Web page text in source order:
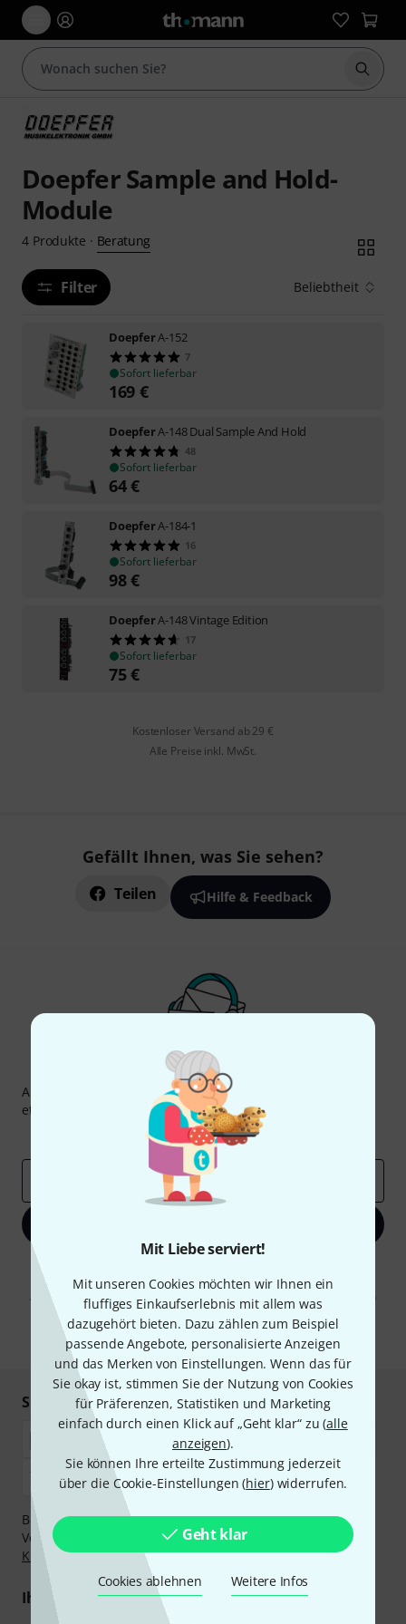
Mit Liebe serviert!
Mit unseren Cookies möchten wir Ihnen ein
fluffiges Einkaufserlebnis mit allem was
dazugehört bieten. Dazu zählen zum Beispiel
passende Angebote, personalisierte Anzeigen
und das Merken von Einstellungen. Wenn das für
Sie okay ist, stimmen Sie der Nutzung von Cookies
für Präferenzen, Statistiken und Marketing
einfach durch einen Klick auf „Geht klar“ zu (alle
anzeigen).
Sie können Ihre erteilte Zustimmung jederzeit
über die Cookie-Einstellungen (hier) widerrufen.
Geht klar
Cookies ablehnen Weitere Infos
Suche
Doepfer Sample and Hold-
Module
4 Produkte · Beratung
Filter Beliebtheit
DoepferA-152
7
Sofort lieferbar
169 €
DoepferA-148 Dual Sample And Hold
48
Sofort lieferbar
64€
DoepferA-184-1
16
Sofort lieferbar
98€
DoepferA-148 Vintage Edition
17
Sofort lieferbar
75€
Kostenloser Versand ab 29 €
Alle Preise inkl. MwSt.
Gefällt Ihnen, was Sie sehen?
Teilen Hilfe & Feedback
Thomann Newsletter
Abonniere den Thomann Newsletter und gewinne mit
etwas Glück einen von 50 Gutscheinenüber jeweils
Inspirierende Beiträge
Deals
Mit Klick auf „Jetzt anmelden“ stimmen Sie dem Erhalt von E-Mail-
Werbung und einer Messung des E-Mail-Nutzungsverhaltens zu. Die
Abmeldung ist jederzeit möglich. Weitere Informationen finden Sie in
unserenDatenschutzhinweisen.
* Pflichtfeld
Sicher einkaufen & bezahlen
Bezahlen Sie vertraulich und sicher per Nachnahme,
Vorkasse, PayPal, Amazon Pay,Klarna Sofort bezahlen
,
Klarna Ratenzahlungoder Kreditkarte.
Ihre Vorteile